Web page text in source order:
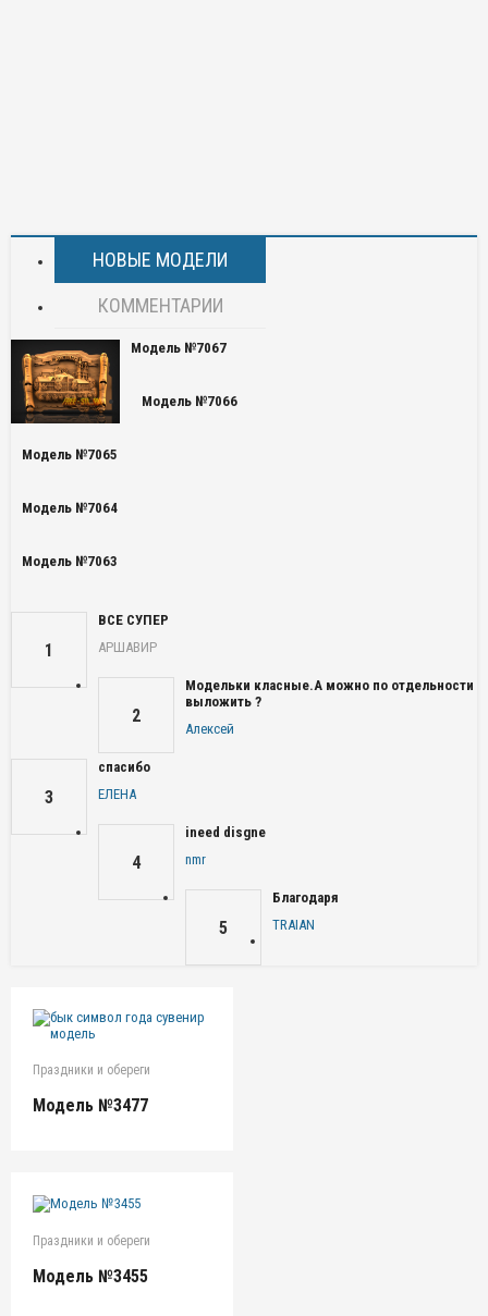
НОВЫЕ МОДЕЛИ
КОММЕНТАРИИ
Модель №7067
Модель №7066
Модель №7065
Модель №7064
Модель №7063
1
ВСЕ СУПЕР
АРШАВИР
2
Модельки класные.А можно по отдельности
выложить ?
Алексей
3
спасибо
ЕЛЕНА
4
ineed disgne
nmr
5
Благодаря
TRAIAN
Праздники и обереги
Модель №3477
Праздники и обереги
Модель №3455